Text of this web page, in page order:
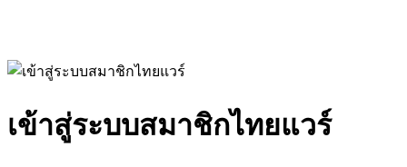
เข้าสู่ระบบสมาชิกไทยแวร์